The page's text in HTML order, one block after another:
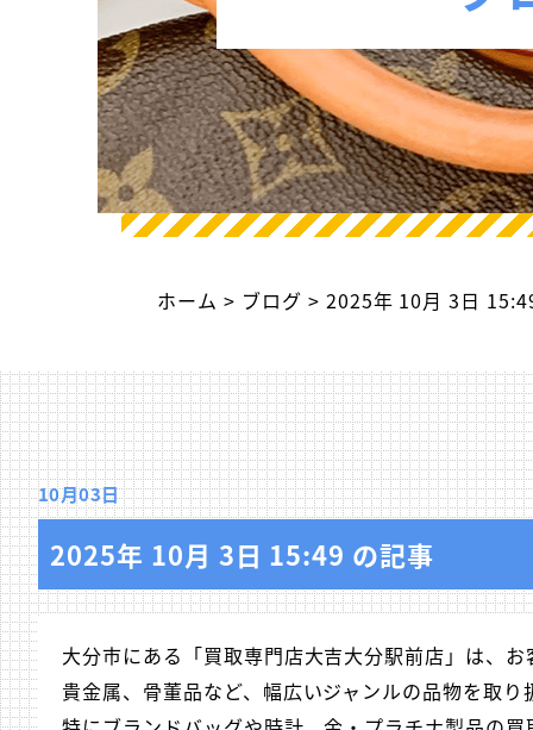
ホーム ブログ 2025年 10月 3日
10月03日
2025年 10月 3日 15:49 の記事
大分市にある「買取専門店大吉大分駅前店」は、
貴金属、骨董品など、幅広いジャンルの品物を取